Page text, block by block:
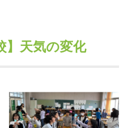
年史デジタルブック
公開情報
期大型研究助成
国際学生交流プログラ
画紹介
報
基本方針
】天気の変化